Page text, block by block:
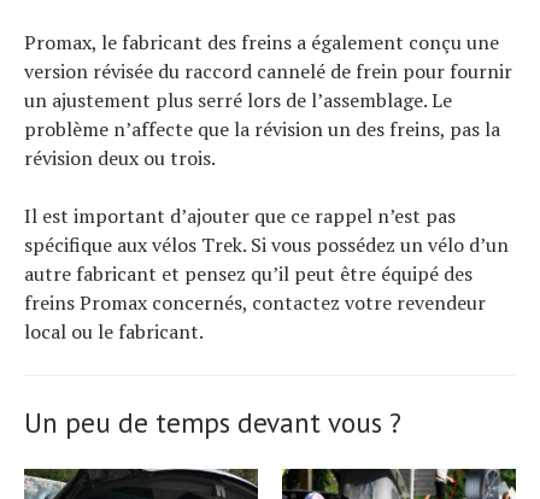
Promax, le fabricant des freins a également conçu une
version révisée du raccord cannelé de frein pour fournir
un ajustement plus serré lors de l’assemblage. Le
problème n’affecte que la révision un des freins, pas la
révision deux ou trois.
Il est important d’ajouter que ce rappel n’est pas
spécifique aux vélos Trek. Si vous possédez un vélo d’un
autre fabricant et pensez qu’il peut être équipé des
freins Promax concernés, contactez votre revendeur
local ou le fabricant.
Un peu de temps devant vous ?